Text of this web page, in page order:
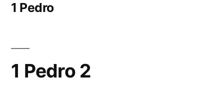
1 Pedro
1 Pedro 2